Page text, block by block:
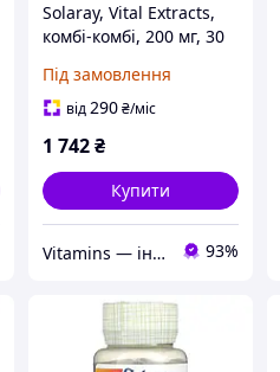
Solaray, Vital Extracts,
комбі-комбі, 200 мг, 30
Під замовлення
від290₴/міс
1 742₴
Купити
Vitamins — інтернет-магазин вітамінів та мінералів 93%